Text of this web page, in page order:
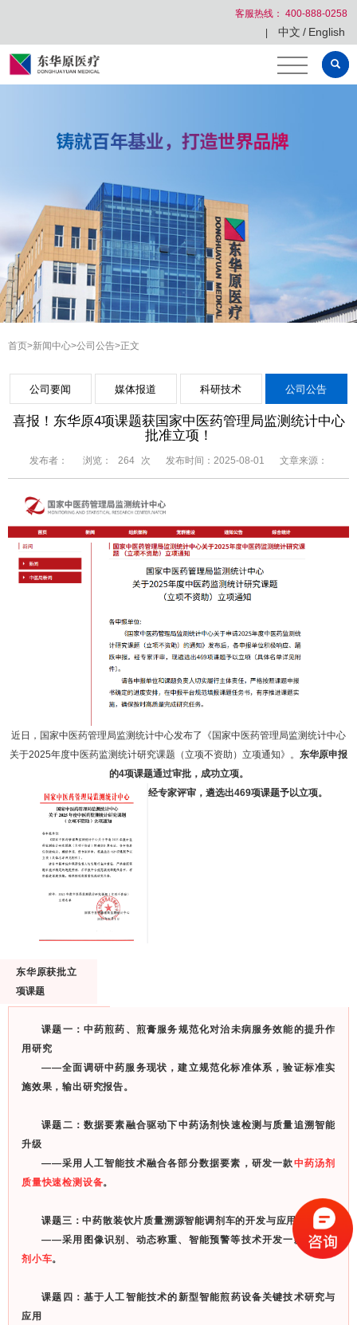
客服热线： 400-888-0258
中文 / English
首页>新闻中心>公司公告>正文
公司要闻 媒体报道 科研技术 公司公告
喜报！东华原4项课题获国家中医药管理局监测统计中心
批准立项！
发布者： 浏览： 264 次 发布时间：2025-08-01 文章来源：
近日，国家中医药管理局监测统计中心发布了《国家中医药管理局监测统计中心
关于2025年度中医药监测统计研究课题（立项不资助）立项通知》。 东华原申报
的4项课题通过审批，成功立项。
经专家评审，遴选出469项课题予以立项。
东华原获批立
项课题
课题一：中药煎药、煎膏服务规范化对治未病服务效能的提升作
用研究
——全面调研中药服务现状，建立规范化标准体系，验证标准实
施效果，输出研究报告。
课题二：数据要素融合驱动下中药汤剂快速检测与质量追溯智能
升级
——采用人工智能技术融合各部分数据要素，研发一款中药汤剂
质量快速检测设备。
课题三：中药散装饮片质量溯源智能调剂车的开发与应用
——采用图像识别、 动态称重、智能预警等技术开发一款
智能调
剂小车。
课题四：基于人工智能技术的新型智能煎药设备关键技术研究与
应用